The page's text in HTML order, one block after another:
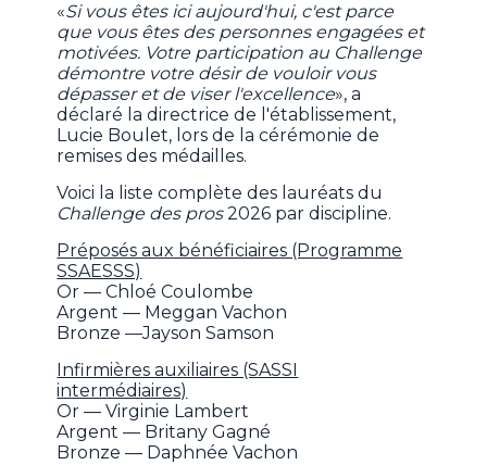
«Si vous êtes ici aujourd'hui, c'est parce
que vous êtes des personnes engagées et
motivées. Votre participation au Challenge
démontre votre désir de vouloir vous
dépasser et de viser l'excellence», a
déclaré la directrice de l'établissement,
Lucie Boulet, lors de la cérémonie de
remises des médailles.
Voici la liste complète des lauréats du
Challenge des pros2026 par discipline.
Préposés aux bénéficiaires (Programme
SSAESSS)
Or — Chloé Coulombe
Argent — Meggan Vachon
Bronze —Jayson Samson
Infirmières auxiliaires (SASSI
intermédiaires)
Or — Virginie Lambert
Argent — Britany Gagné
Bronze — Daphnée Vachon